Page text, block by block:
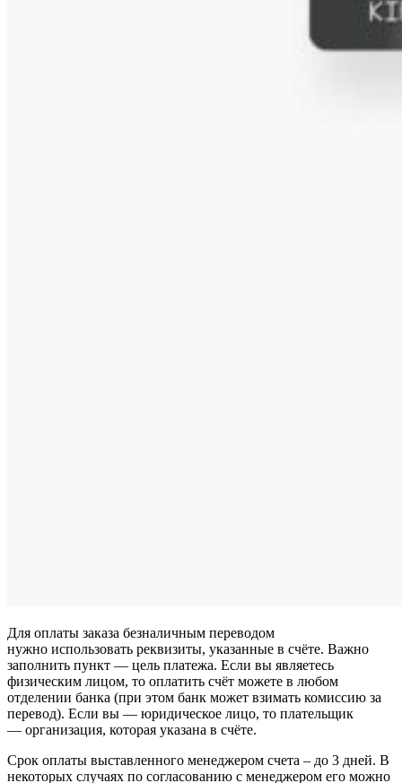
Для оплаты заказа безналичным переводом
нужно использовать реквизиты, указанные в счёте. Важно
заполнить пункт — цель платежа. Если вы являетесь
физическим лицом, то оплатить счёт можете в любом
отделении банка (при этом банк может взимать комиссию за
перевод). Если вы — юридическое лицо, то плательщик
— организация, которая указана в счёте.
Срок оплаты выставленного менеджером счета – до 3 дней. В
некоторых случаях по согласованию с менеджером его можно